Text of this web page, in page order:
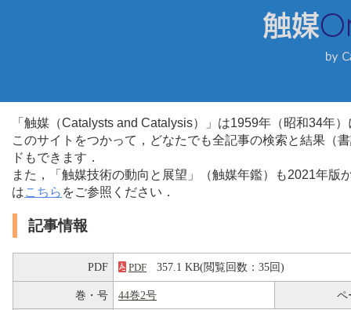
「触媒（Catalysts and Catalysis）」は1959年（昭和34年
このサイトをつかって，どなたでも全記事の検索と結果（
ドもできます．
また，「触媒技術の動向と展望」（触媒年鑑）も2021年
はこちら をご参照ください．
記事情報
PDF PDF 357.1 KB(閲覧回数：35回)
巻・号 44巻2号 ペ